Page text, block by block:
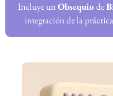
Incluye unObsequio de
integración de la